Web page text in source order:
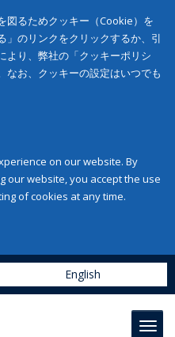
図るためクッキー（Cookie）を
」のリンクをクリックするか、引
より、弊社の「クッキーポリシ
なお、クッキーの設定はいつでも
on our website. By
our website, you accept the use
of cookies at any time.
English